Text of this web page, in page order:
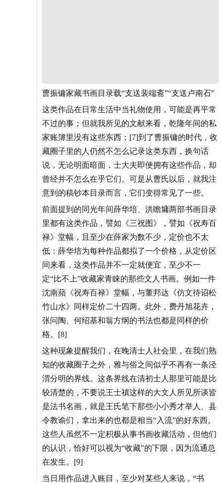
曹振镛家藏书画目录载“支送裴端斋”“支送卢南石”
这类作品在日常生活中当礼物使用，可能是再平常
不过的事；但就我所见的文献来看，乾隆年间的私
家账簿里没有这些东西；[7]到了曹振镛的时代，收
藏圈子里的人仍然不怎么记录这类东西，换句话
说，无论明面暗面，士大夫即便拥有这些作品，却
曾经并不怎么在乎它们。可是从曹氏以后，就我注
意到的稿钞本目录而言，它们变得常见了一些。
前面提到的同光年间薛华培、洪瞻墉两部书画目录
里都有这类作品，譬如《三祝图》，譬如《祝寿百
禄》堂幅，且至少在薛家为数不少，定价也不太
低：薛华培为每种作品都拟了一个价格，从定价区
间来看，这类作品并不一定就便宜，至少不一
定“比不上”收藏家青睐的那些文人书画。例如一件
沈南蘋《祝寿百禄》堂幅，与董邦达《仿文待诏松
竹山水》同样定价二十四两。此外，费丹旭花卉，
张问陶、何绍基和翁方纲的书法也都是同样的价
格。[8]
这种现象提醒我们，在晚清士人社会里，在我们熟
知的收藏圈子之外，雅与俗之间似乎不再有一条泾
渭分明的界线。这条界线在清初士人那里可能是比
较清楚的，不要说王士禛这样的大文人所见所谈皆
是法书名画，就是王氏笔下那些小小秀才举人、县
令教谕们，拿出来的也都是相当“入流”的好东西。
这些人虽然不一定积极从事书画收藏活动，但他们
的认识，恰好可以视为“收藏”的下限，因为流通总
在发生。[9]
当日用作品进入账目，至少对某些人来说，“书